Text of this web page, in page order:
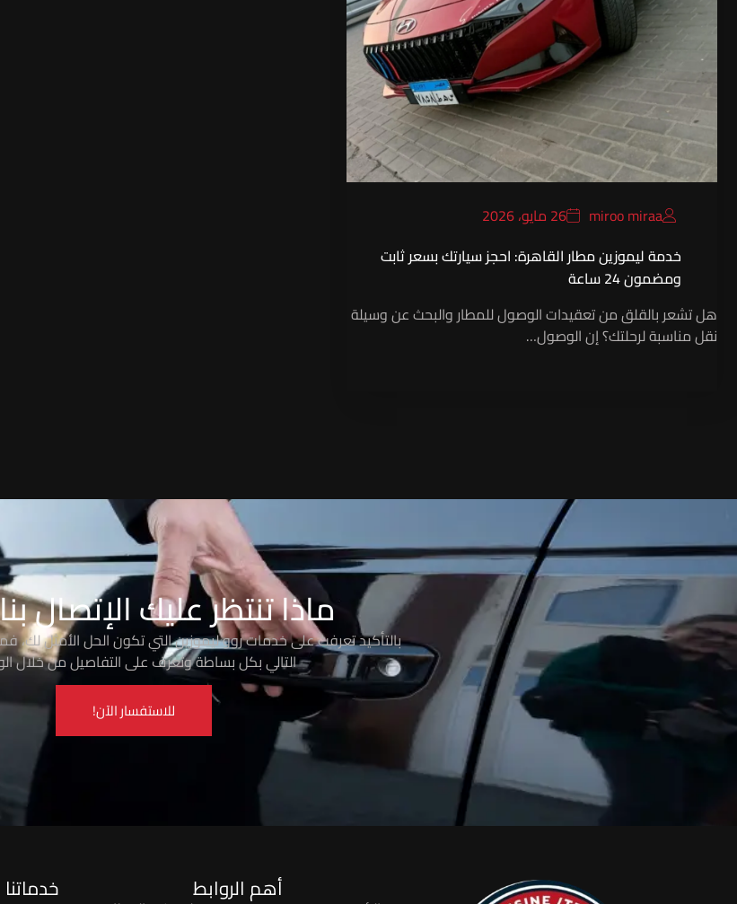
miroo miraa
26 مايو، 2026
خدمة ليموزين مطار القاهرة: احجز سيارتك بسعر ثابت
ومضمون 24 ساعة
هل تشعر بالقلق من تعقيدات الوصول للمطار والبحث عن وسيلة
نقل مناسبة لرحلتك؟ إن الوصول…
ماذا تنتظر عليك الإتصال
بالتأكيد تعرفت على خدمات روو ليموزين التي تكون الحل الأمثل لك،
التالي بكل بساطة وتعرف على التفاصيل من خلال
للاستفسار الآن!
أهم الروابط خدماتنا